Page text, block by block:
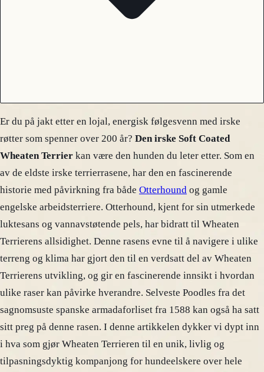
Er du på jakt etter en lojal, energisk følgesvenn med irske
røtter som spenner over 200 år? Den irske Soft Coated
Wheaten Terrier kan være den hunden du leter etter. Som en
av de eldste irske terrierrasene, har den en fascinerende
historie med påvirkning fra både Otterhound og gamle
engelske arbeidsterriere. Otterhound, kjent for sin utmerkede
luktesans og vannavstøtende pels, har bidratt til Wheaten
Terrierens allsidighet. Denne rasens evne til å navigere i ulike
terreng og klima har gjort den til en verdsatt del av Wheaten
Terrierens utvikling, og gir en fascinerende innsikt i hvordan
ulike raser kan påvirke hverandre. Selveste Poodles fra det
sagnomsuste spanske armadaforliset fra 1588 kan også ha satt
sitt preg på denne rasen. I denne artikkelen dykker vi dypt inn
i hva som gjør Wheaten Terrieren til en unik, livlig og
tilpasningsdyktig kompanjong for hundeelskere over hele